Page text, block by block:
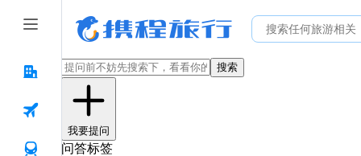
搜索
我要提问
问答标签